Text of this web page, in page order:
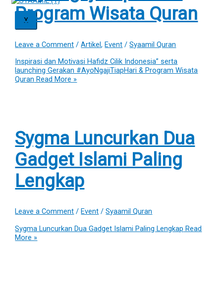
X
Program Wisata Quran
Leave a Comment /Artikel,Event /Syaamil Quran
Inspirasi dan Motivasi Hafidz Cilik Indonesia” serta
launching Gerakan #AyoNgajiTiapHari & Program Wisata
Quran Read More »
Sygma Luncurkan Dua
Gadget Islami Paling
Lengkap
Leave a Comment /Event /Syaamil Quran
Sygma Luncurkan Dua Gadget Islami Paling Lengkap Read
More »